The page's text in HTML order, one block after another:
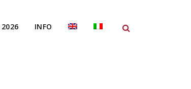
2026 INFO